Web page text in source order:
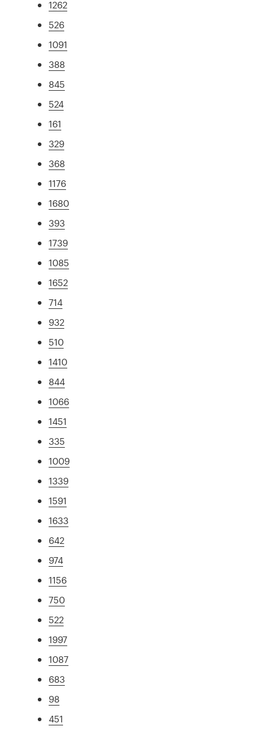
1262
526
1091
388
845
524
161
329
368
1176
1680
393
1739
1085
1652
714
932
510
1410
844
1066
1451
335
1009
1339
1591
1633
642
974
1156
750
522
1997
1087
683
98
451